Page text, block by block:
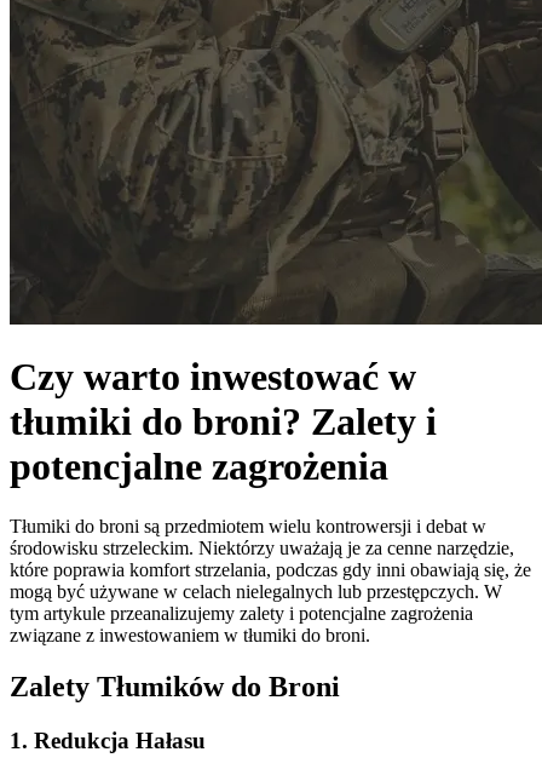
Czy warto inwestować w
tłumiki do broni? Zalety i
potencjalne zagrożenia
Tłumiki do broni są przedmiotem wielu kontrowersji i debat w
środowisku strzeleckim. Niektórzy uważają je za cenne narzędzie,
które poprawia komfort strzelania, podczas gdy inni obawiają się, że
mogą być używane w celach nielegalnych lub przestępczych. W
tym artykule przeanalizujemy zalety i potencjalne zagrożenia
związane z inwestowaniem w tłumiki do broni.
Zalety Tłumików do Broni
1. Redukcja Hałasu